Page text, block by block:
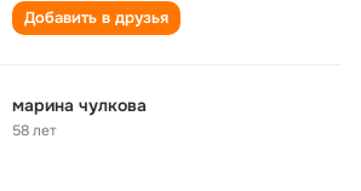
Добавить в друзья
марина чулкова
58 лет